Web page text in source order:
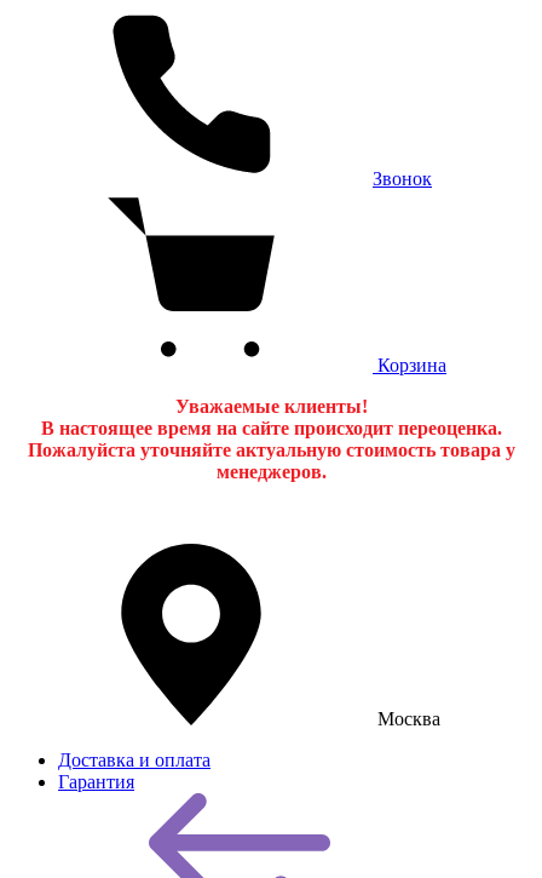
Звонок
Корзина
Уважаемые клиенты!
В настоящее время на сайте происходит переоценка.
Пожалуйста уточняйте актуальную стоимость товара у
менеджеров.
Москва
Доставка и оплата
Гарантия